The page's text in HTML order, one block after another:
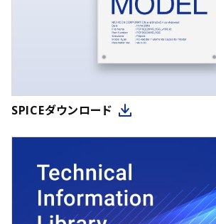
SPICEダウンロード